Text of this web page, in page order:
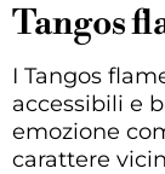
Tangos
I Tangos
accessibili e
emozione
carattere